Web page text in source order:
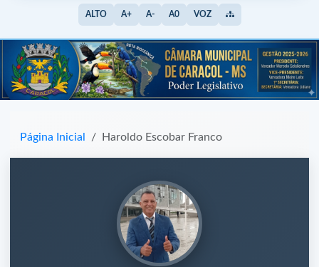
ALTO A+ A- A0 VOZ
Página Inicial Haroldo Escobar Franco